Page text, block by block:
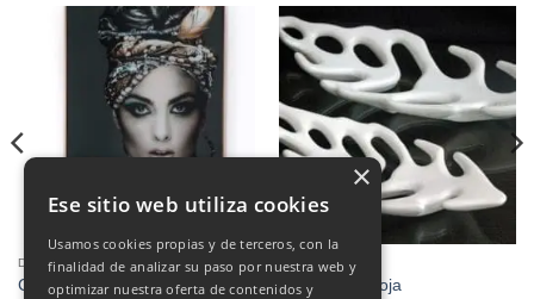
DECORATION
Cuadro
DECORATION
Decoración hoja
×
Ese sitio web utiliza cookies
Usamos cookies propias y de terceros, con la
finalidad de analizar su paso por nuestra web y
optimizar nuestra oferta de contenidos y